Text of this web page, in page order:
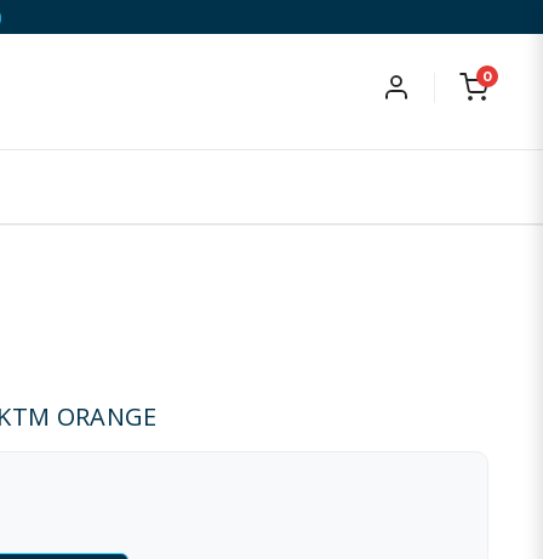
0
ORANGE